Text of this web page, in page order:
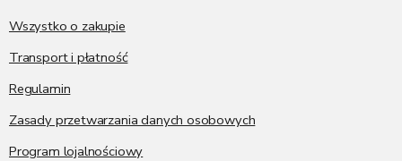
Wszystko o zakupie
Transport i płatność
Regulamin
Zasady przetwarzania danych osobowych
Program lojalnościowy